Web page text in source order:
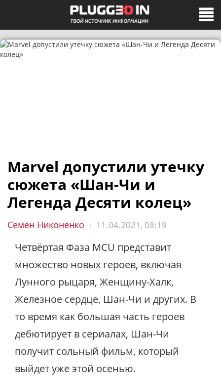
Marvel допустили утечку
сюжета «Шан-Чи и
Легенда Десяти колец»
Семен Никоненко | 11.04.2021, 08:19
Четвёртая Фаза MCU представит
множество новых героев, включая
Лунного рыцаря, Женщину-Халк,
Железное сердце, Шан-Чи и других. В
то время как большая часть героев
дебютирует в сериалах, Шан-Чи
получит сольный фильм, который
выйдет уже этой осенью.